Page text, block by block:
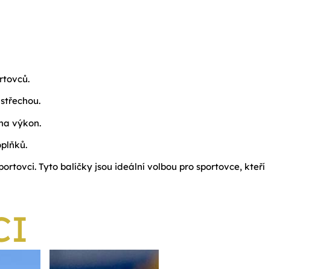
výkon.
Tyto balíčky jsou ideální volbou pro sportovce, kteří